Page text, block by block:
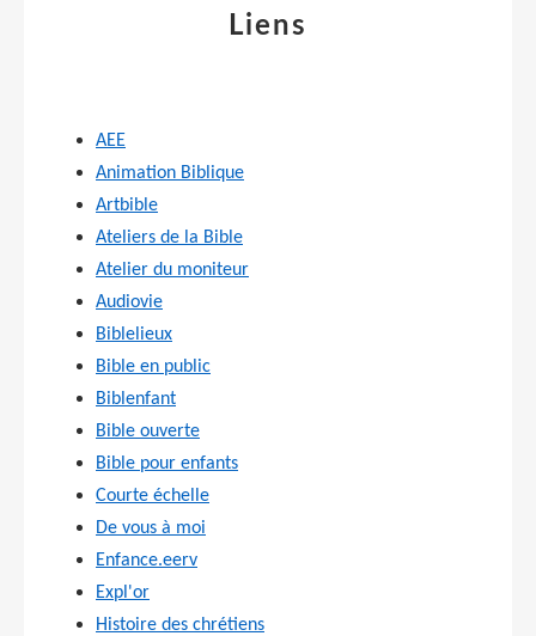
Liens
AEE
Animation Biblique
Artbible
Ateliers de la Bible
Atelier du moniteur
Audiovie
Biblelieux
Bible en public
Biblenfant
Bible ouverte
Bible pour enfants
Courte échelle
De vous à moi
Enfance.eerv
Expl'or
Histoire des chrétiens